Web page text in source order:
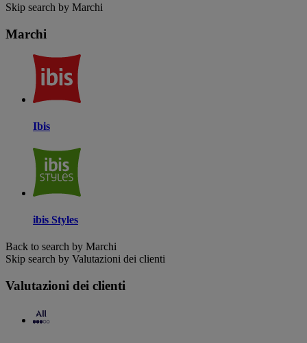
Skip search by Marchi
Marchi
Ibis
ibis Styles
Back to search by Marchi
Skip search by Valutazioni dei clienti
Valutazioni dei clienti